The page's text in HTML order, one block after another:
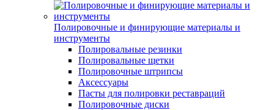
Полировочные и финирующие материалы и
инструменты
Полировальные резинки
Полировальные щетки
Полировочные штрипсы
Аксессуары
Пасты для полировки реставраций
Полировочные диски